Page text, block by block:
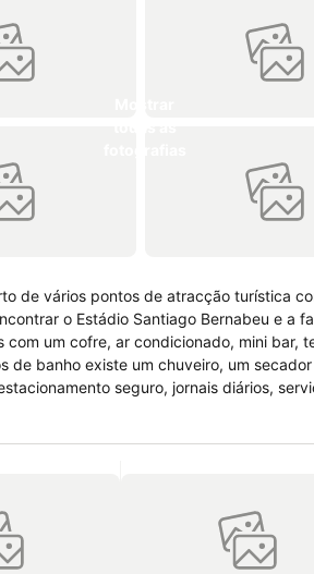
de vários pontos de atracção turística
o Estádio Santiago Bernabeu e a
um cofre, ar condicionado, mini bar,
banho existe um chuveiro, um
seguro, jornais diários,
de quartos 24 horas, salas para